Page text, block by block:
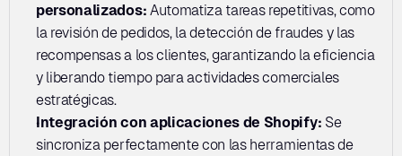
personalizados: Automatiza tareas repetitivas, como
la revisión de pedidos, la detección de fraudes y las
recompensas a los clientes, garantizando la eficiencia
y liberando tiempo para actividades comerciales
estratégicas.
Integración con aplicaciones de Shopify: Se
sincroniza perfectamente con las herramientas de